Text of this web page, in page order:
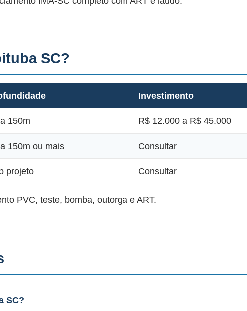
SC?
Investimento
150m R$ 12.000 a R$ 45.000
150m ou mais Consultar
projeto Consultar
PVC, teste, bomba, outorga e ART.
SC?